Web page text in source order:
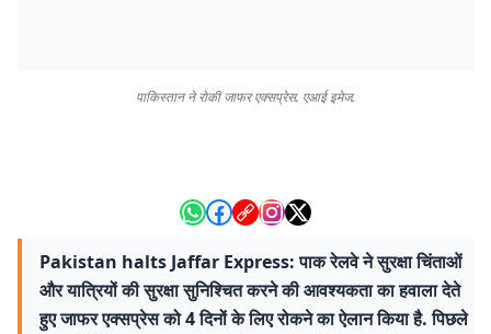
पाकिस्तान ने रोकी जाफर एक्सप्रेस. एआई इमेज.
Pakistan halts Jaffar Express: पाक रेलवे ने सुरक्षा चिंताओं
और यात्रियों की सुरक्षा सुनिश्चित करने की आवश्यकता का हवाला देते
हुए जाफर एक्सप्रेस को 4 दिनों के लिए रोकने का ऐलान किया है. पिछले